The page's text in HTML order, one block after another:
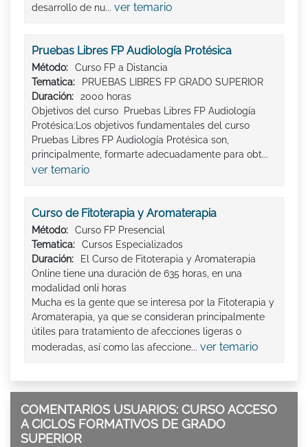
desarrollo de nu... ver temario
Pruebas Libres FP Audiología Protésica
Método:
Curso FP a Distancia
Tematica:
PRUEBAS LIBRES FP GRADO SUPERIOR
Duración:
2000 horas
Objetivos del curso Pruebas Libres FP Audiología
Protésica:Los objetivos fundamentales del curso
Pruebas Libres FP Audiología Protésica son,
principalmente, formarte adecuadamente para obt...
ver temario
Curso de Fitoterapia y Aromaterapia
Método:
Curso FP Presencial
Tematica:
Cursos Especializados
Duración:
El Curso de Fitoterapia y Aromaterapia
Online tiene una duración de 635 horas, en una
modalidad onli horas
Mucha es la gente que se interesa por la Fitoterapia y
Aromaterapia, ya que se consideran principalmente
útiles para tratamiento de afecciones ligeras o
moderadas, así como las afeccione... ver temario
COMENTARIOS USUARIOS: CURSO ACCESO
A CICLOS FORMATIVOS DE GRADO
SUPERIOR